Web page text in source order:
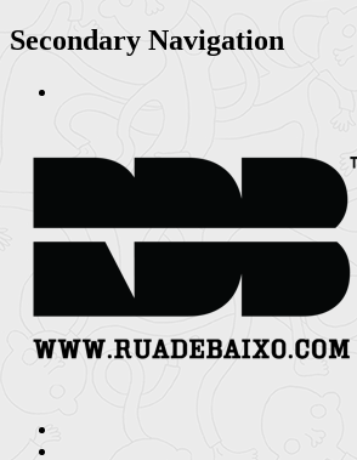
Secondary Navigation